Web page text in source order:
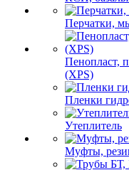
Перчатки,
Пенопласт,
(XPS)
Пленки
Утеплитель
Муфты,